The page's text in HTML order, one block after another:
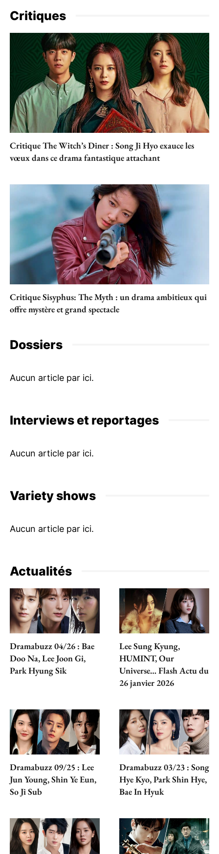
Critiques
Critique The Witch’s Diner : Song Ji Hyo exauce les
vœux dans ce drama fantastique attachant
Critique Sisyphus: The Myth : un drama ambitieux qui
offre mystère et grand spectacle
Dossiers
Interviews et reportages
Variety shows
Actualités
Dramabuzz 04/26 : Bae
Doo Na, Lee Joon Gi,
Park Hyung Sik
Lee Sung Kyung,
HUMINT, Our
Universe… Flash Actu du
26 janvier 2026
Dramabuzz 09/25 : Lee
Jun Young, Shin Ye Eun,
So Ji Sub
Dramabuzz 03/23 : Song
Hye Kyo, Park Shin Hye,
Bae In Hyuk